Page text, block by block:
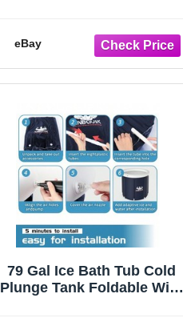
eBay
79 Gal Ice Bath Tub Cold
Plunge Tank Foldable With